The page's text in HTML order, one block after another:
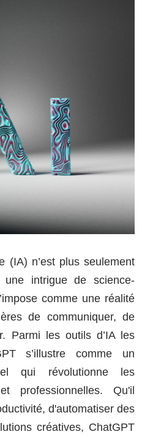
(IA) n’est plus seulement
intrigue de science-
comme une réalité
de communiquer, de
Parmi les outils d’IA les
s’illustre comme un
qui révolutionne les
professionnelles. Qu'il
d'automatiser des
créatives, ChatGPT